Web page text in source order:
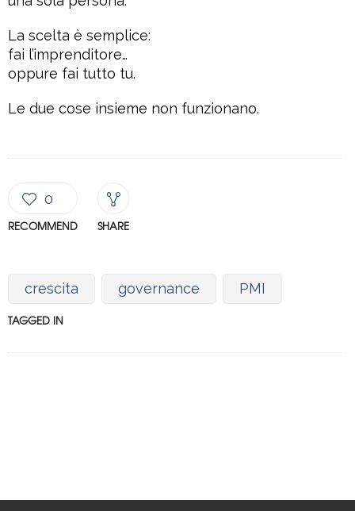
La scelta è semplice:
fai l’imprenditore…
oppure fai tutto tu.
Le due cose insieme non funzionano.
0
RECOMMEND SHARE
crescita governance PMI
TAGGED IN